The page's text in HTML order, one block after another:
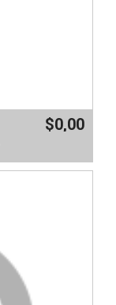
$0,00